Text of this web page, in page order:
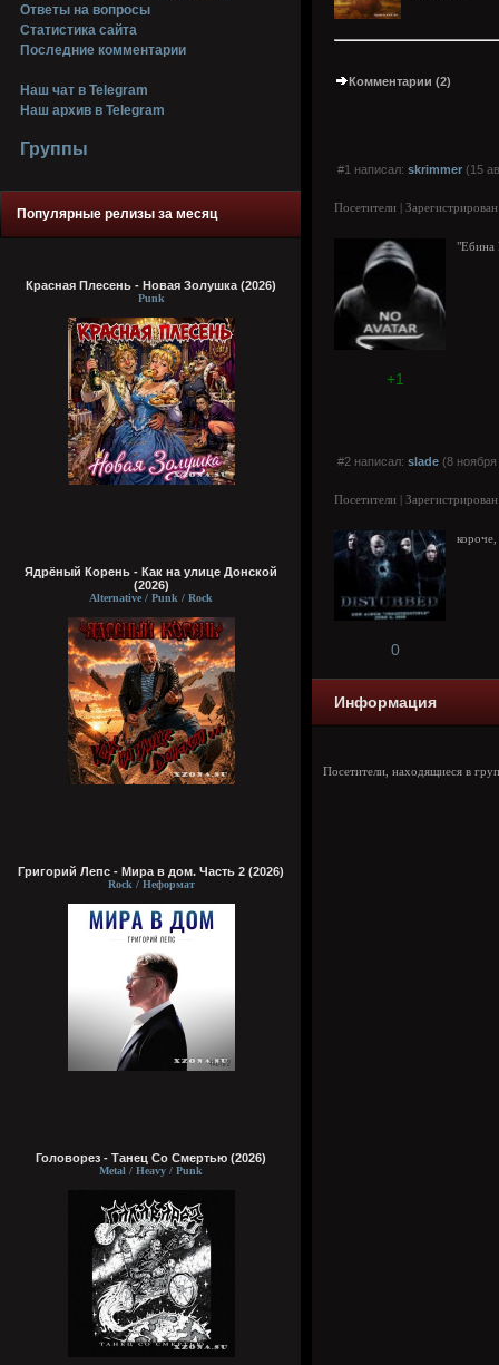
Ответы на вопросы
Статистика сайта
Последние комментарии
Наш чат в Telegram
Наш архив в Telegram
Группы
Популярные релизы за месяц
Красная Плесень - Новая Золушка (2026)
Punk
Ядрёный Корень - Как на улице Донской
(2026)
Alternative / Punk / Rock
Григорий Лепс - Мира в дом. Часть 2 (2026)
Rock / Неформат
Головорез - Tанец Со Смертью (2026)
Metal / Heavy / Punk
Комментарии (2)
#1 написал: skrimmer (15
Посетители |
"Ебина
+1
#2 написал: slade (8
Посетители |
0
Информация
Посетители, находящиеся в